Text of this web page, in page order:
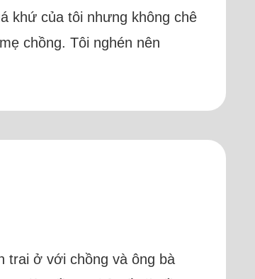
khứ của tôi nhưng không chê
chồng. Tôi nghén nên
trai ở với chồng và ông bà